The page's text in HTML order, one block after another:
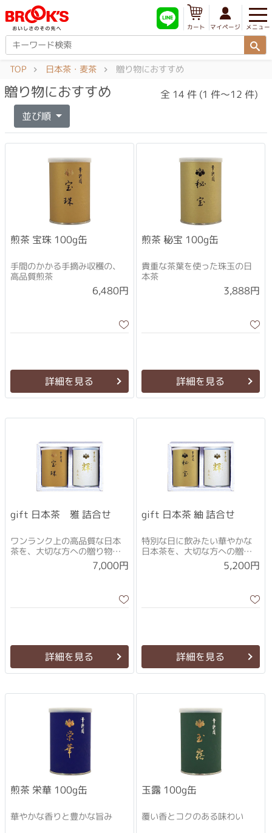
メニュー
マイページ
カート
TOP 日本茶・麦茶 贈り物におすすめ
贈り物におすすめ 全 14 件 (1 件～12 件)
並び順
煎茶 宝珠 100g缶
手間のかかる手摘み収穫の、
高品質煎茶
6,480円
詳細を見る
煎茶 秘宝 100g缶
貴重な茶葉を使った珠玉の日
本茶
3,888円
詳細を見る
gift 日本茶 雅 詰合せ
ワンランク上の高品質な日本
茶を、大切な方への贈り物
7,000円
詳細を見る
gift 日本茶 紬 詰合せ
特別な日に飲みたい華やかな
日本茶を、大切な方への贈り
5,200円
詳細を見る
煎茶 栄華 100g缶
華やかな香りと豊かな旨み
玉露 100g缶
覆い香とコクのある味わい